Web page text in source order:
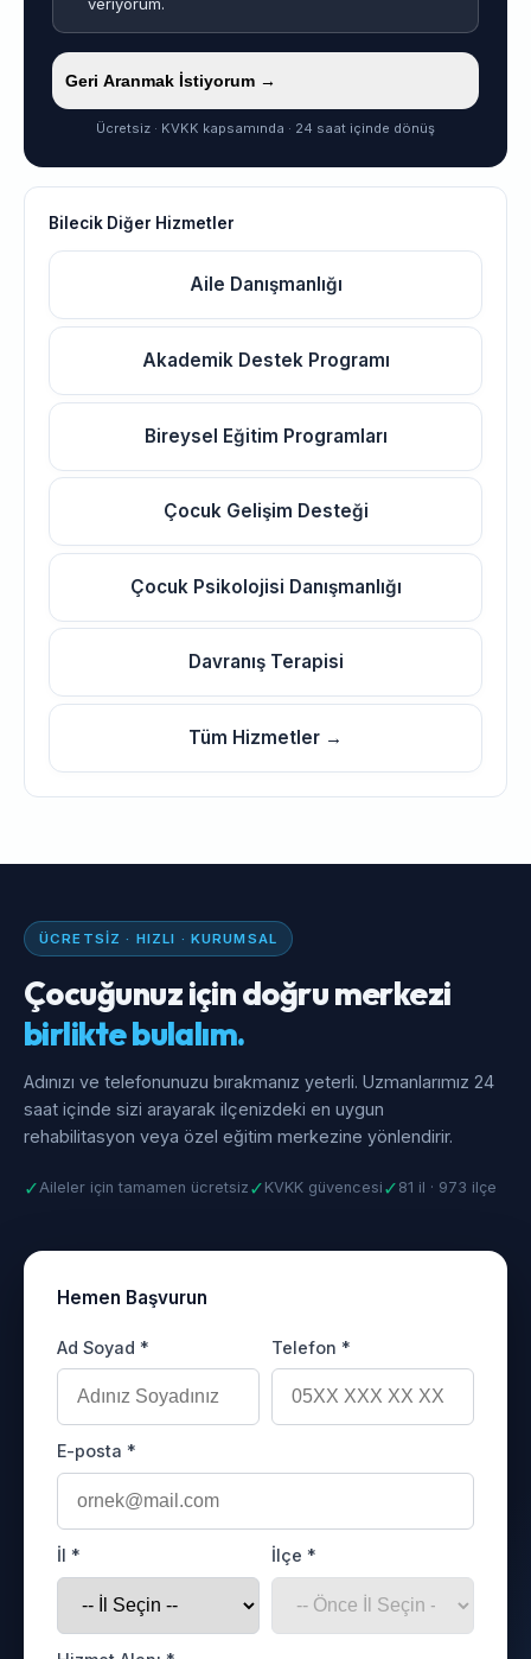
Geri Aranmak İstiyorum →
Ücretsiz · KVKK kapsamında · 24 saat içinde dönüş
Bilecik Diğer Hizmetler
Aile Danışmanlığı
Akademik Destek Programı
Bireysel Eğitim Programları
Çocuk Gelişim Desteği
Çocuk Psikolojisi Danışmanlığı
Davranış Terapisi
Tüm Hizmetler →
ÜCRETSIZ · HIZLI · KURUMSAL
Çocuğunuz için doğru merkezi
birlikte bulalım.
Adınızı ve telefonunuzu bırakmanız yeterli. Uzmanlarımız 24
saat içinde sizi arayarak ilçenizdeki en uygun
rehabilitasyon veya özel eğitim merkezine yönlendirir.
✓Aileler için tamamen ücretsiz ✓ KVKK güvencesi ✓ 81 il · 973 ilçe
Hemen Başvurun
Ad Soyad * Telefon *
E-posta *
İl * İlçe *